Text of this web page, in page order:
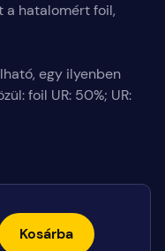
a hatalomért foil,
egy ilyenben
foil UR: 50%; UR:
Kosárba